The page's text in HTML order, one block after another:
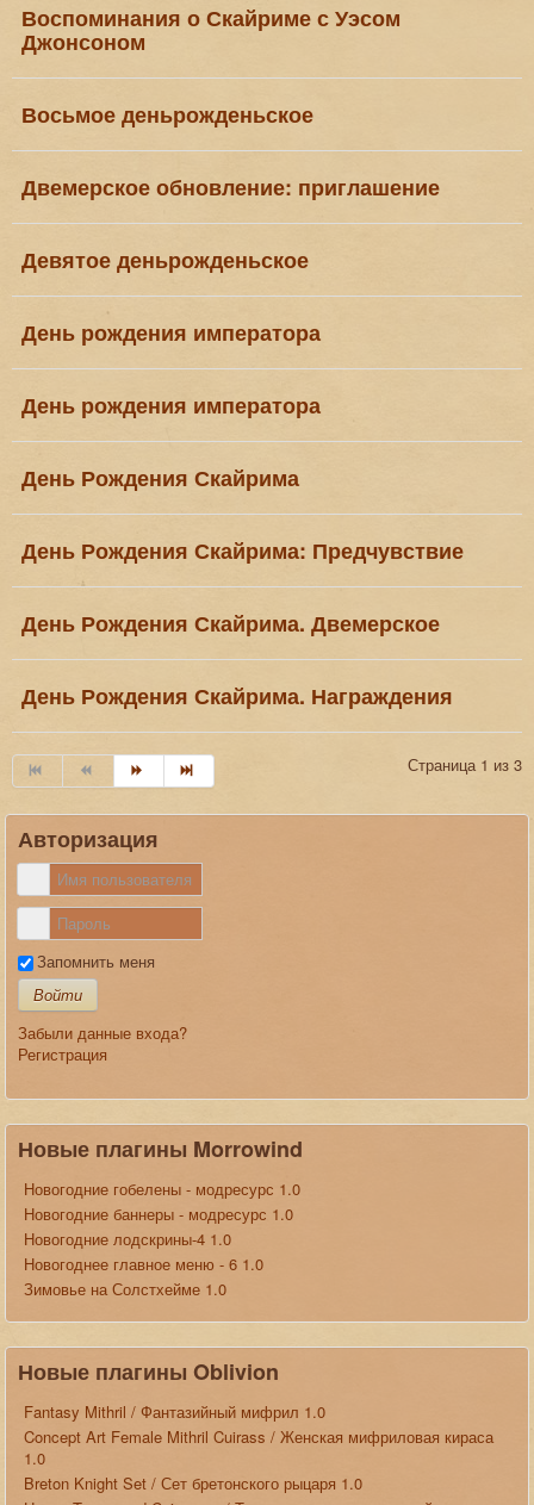
Воспоминания о Скайриме с Уэсом
Джонсоном
Восьмое деньрожденьское
Двемерское обновление: приглашение
Девятое деньрожденьское
День рождения императора
День рождения императора
День Рождения Скайрима
День Рождения Скайрима: Предчувствие
День Рождения Скайрима. Двемерское
День Рождения Скайрима. Награждения
Страница 1 из 3
Авторизация
Запомнить меня
Войти
Забыли данные входа?
Регистрация
Новые плагины Morrowind
Новогодние гобелены - модресурс 1.0
Новогодние баннеры - модресурс 1.0
Новогодние лодскрины-4 1.0
Новогоднее главное меню - 6 1.0
Зимовье на Солстхейме 1.0
Новые плагины Oblivion
Fantasy Mithril / Фантазийный мифрил 1.0
Concept Art Female Mithril Cuirass / Женская мифриловая кираса
1.0
Breton Knight Set / Сет бретонского рыцаря 1.0